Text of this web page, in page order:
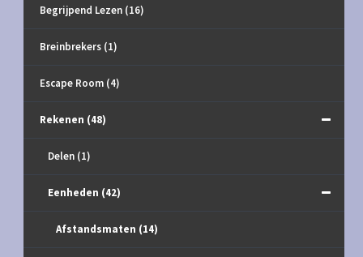
Begrijpend Lezen (16)
Breinbrekers (1)
Escape Room (4)
Rekenen (48)
Delen (1)
Eenheden (42)
Afstandsmaten (14)